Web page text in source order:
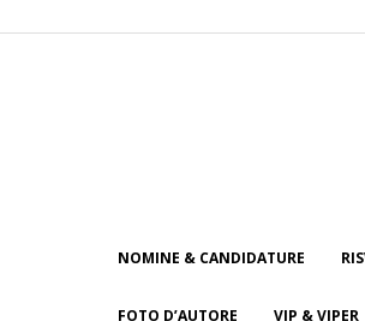
NOMINE & CANDIDATURE
FOTO D’AUTORE VIP & VIPER